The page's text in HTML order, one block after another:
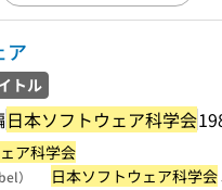
ア
トル
日本ソフトウェア科学会
ア科学会
） 日本ソフトウェア科学会